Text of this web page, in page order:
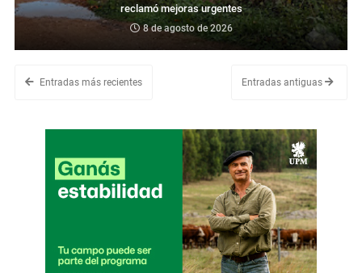
reclamó mejoras urgentes
8 de agosto de 2026
Entradas más recientes Entradas antiguas